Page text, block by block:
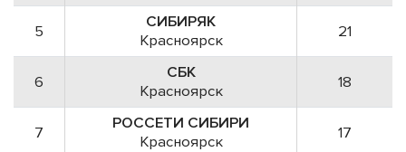
5
СИБИРЯК
Красноярск
21
6
СБК
Красноярск
18
7
РОССЕТИ СИБИРИ
Красноярск
17